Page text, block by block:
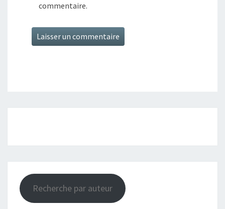
commentaire.
Recherche par auteur